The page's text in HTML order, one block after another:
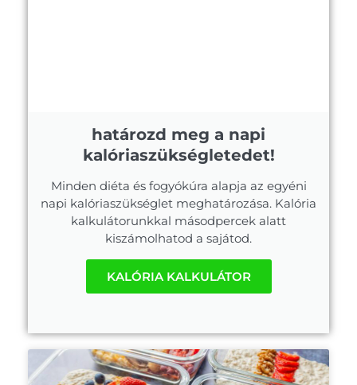
határozd meg a napi
kalóriaszükségletedet!
Minden diéta és fogyókúra alapja az egyéni
napi kalóriaszükséglet meghatározása. Kalória
kalkulátorunkkal másodpercek alatt
kiszámolhatod a sajátod.
KALÓRIA KALKULÁTOR